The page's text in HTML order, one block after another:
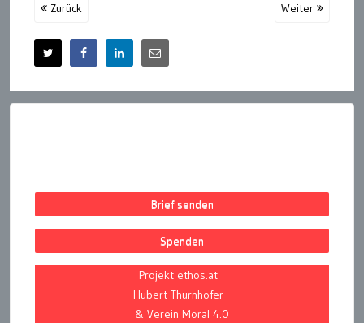
Zurück Weiter
Brief senden
Spenden
Projekt ethos.at
Hubert Thurnhofer
& Verein Moral 4.0